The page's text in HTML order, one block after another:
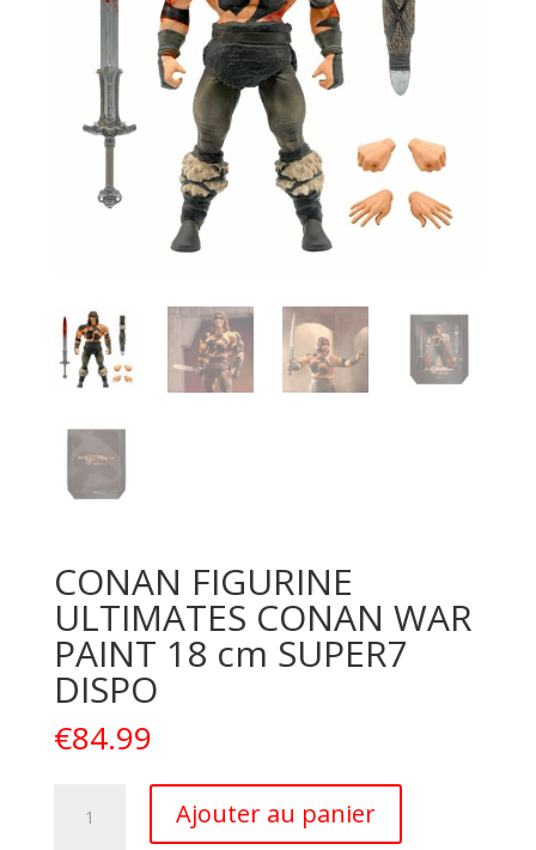
CONAN FIGURINE
ULTIMATES CONAN WAR
PAINT 18 cm SUPER7
DISPO
€84.99
Ajouter au panier